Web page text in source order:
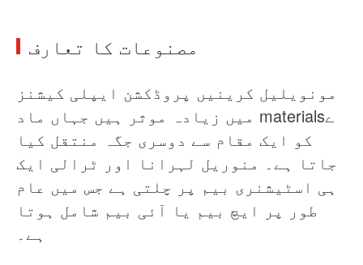
مصنوعات کا تعارف
مونویلیل کرینیں پروڈکشن ایپلی کیشنز
میں زیادہ موثر ہیں جہاں ماد materialsے
کو ایک مقام سے دوسری جگہ منتقل کیا
جاتا ہے۔ منوریل لہرانا اور ٹرالی ایک
ہی اسٹیشنری بیم پر چلتی ہے جس میں عام
طور پر ایچ بیم یا آئی بیم شامل ہوتا